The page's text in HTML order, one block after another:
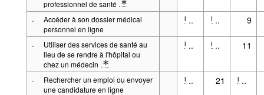
professionnel de santé
* Note: Via un site web ou une application
·
Accéder à son dossier médical
personnel en ligne
l .. l .. 9
·
Utiliser des services de santé au
lieu de se rendre à l'hôpital ou
chez un médecin
* Note: Via un site web ou une application
l .. l .. 11
·
Rechercher un emploi ou envoyer
une candidature en ligne
l .. 21 l ..